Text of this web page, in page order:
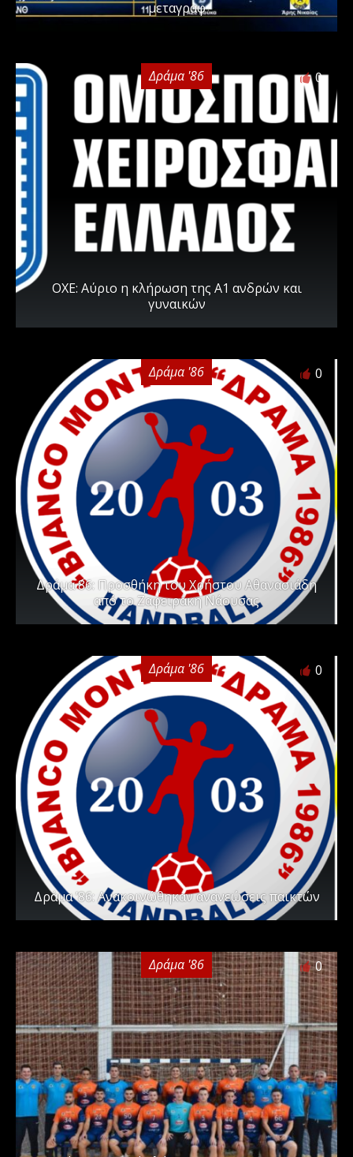
μεταγραφ
Δράμα '86 0
ΟΧΕ: Αύριο η κλήρωση της Α1 ανδρών και
γυναικών
Δράμα '86 0
Δράμα ΄86: Προσθήκη του Χρήστου Αθανασιάδη
από το Ζαφειράκη Νάουσας
Δράμα '86 0
Δράμα ’86: Ανακοινώθηκαν ανανεώσεις παικτών
Δράμα '86 0